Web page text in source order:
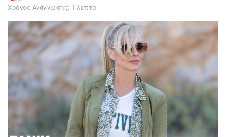
Χρόνος Ανάγνωσης: 1 λεπτό